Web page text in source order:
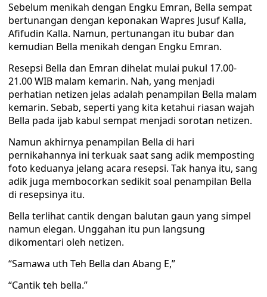
Sebelum menikah dengan Engku Emran, Bella sempat
bertunangan dengan keponakan Wapres Jusuf Kalla,
Afifudin Kalla. Namun, pertunangan itu bubar dan
kemudian Bella menikah dengan Engku Emran.
Resepsi Bella dan Emran dihelat mulai pukul 17.00-
21.00 WIB malam kemarin. Nah, yang menjadi
perhatian netizen jelas adalah penampilan Bella malam
kemarin. Sebab, seperti yang kita ketahui riasan wajah
Bella pada ijab kabul sempat menjadi sorotan netizen.
Namun akhirnya penampilan Bella di hari
pernikahannya ini terkuak saat sang adik memposting
foto keduanya jelang acara resepsi. Tak hanya itu, sang
adik juga membocorkan sedikit soal penampilan Bella
di resepsinya itu.
Bella terlihat cantik dengan balutan gaun yang simpel
namun elegan. Unggahan itu pun langsung
dikomentari oleh netizen.
“Samawa uth Teh Bella dan Abang E,”
“Cantik teh bella.”